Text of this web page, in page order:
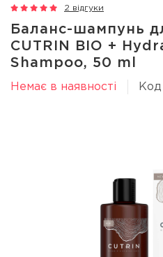
2 відгуки
Баланс-шампунь
CUTRIN BIO +
Shampoo, 50 ml
Немає в наявності Код